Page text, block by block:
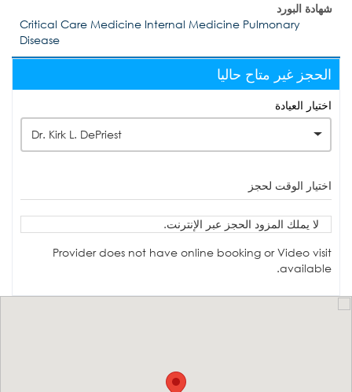
شهادة البورد
Critical Care Medicine Internal Medicine Pulmonary
Disease
الحجز غير متاح حاليا
اختيار العيادة
Dr. Kirk L. DePriest
اختيار الوقت لحجز
لا يملك المزود الحجز عبر الإنترنت.
Provider does not have online booking or Video visit
available.